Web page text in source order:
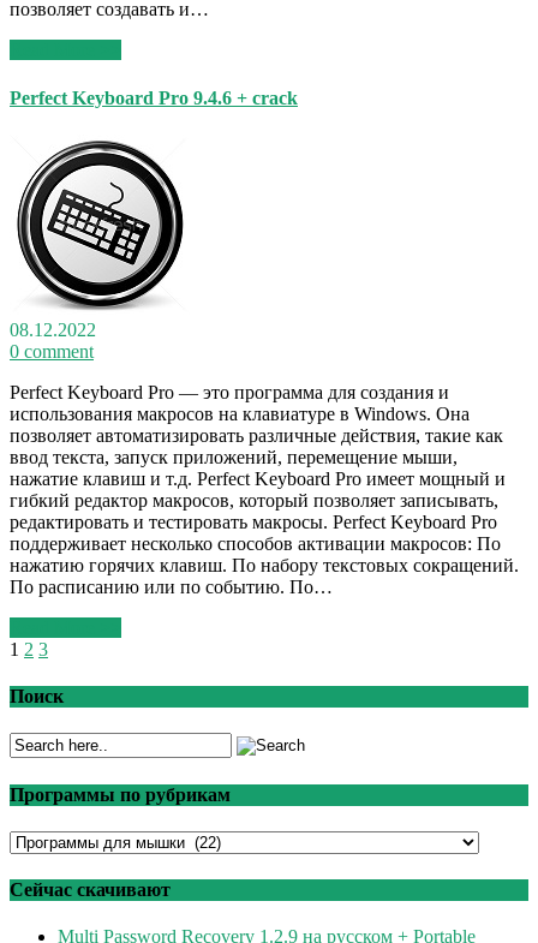
позволяет создавать и…
Perfect Keyboard Pro 9.4.6 + crack
08.12.2022
0 comment
Perfect Keyboard Pro — это программа для создания и
использования макросов на клавиатуре в Windows. Она
позволяет автоматизировать различные действия, такие как
ввод текста, запуск приложений, перемещение мыши,
нажатие клавиш и т.д. Perfect Keyboard Pro имеет мощный и
гибкий редактор макросов, который позволяет записывать,
редактировать и тестировать макросы. Perfect Keyboard Pro
поддерживает несколько способов активации макросов: По
нажатию горячих клавиш. По набору текстовых сокращений.
По расписанию или по событию. По…
1 2 3
Поиск
Программы по рубрикам
Программы
рубрикам
Сейчас скачивают
Multi Password Recovery 1.2.9 на русском + Portable